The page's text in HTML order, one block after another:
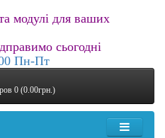
модулі для ваших
сьогодні
Пн-Пт
0 (0.00грн.)